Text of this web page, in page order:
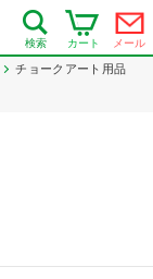
検索 カート メール
チョークアート用品